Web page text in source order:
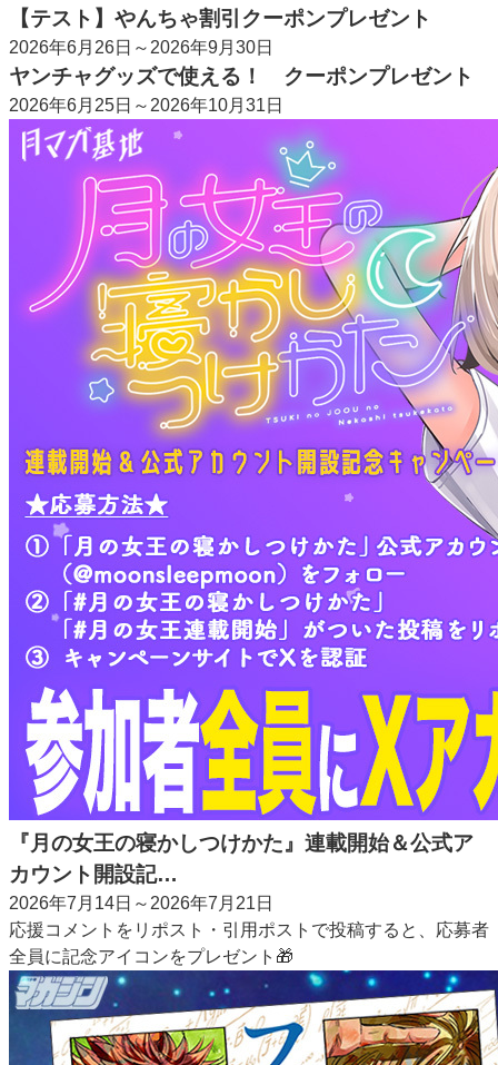
【テスト】やんちゃ割引クーポンプレゼント
2026年6月26日～2026年9月30日
ヤンチャグッズで使える！ クーポンプレゼント
2026年6月25日～2026年10月31日
『月の女王の寝かしつけかた』連載開始＆公式ア
カウント開設記…
2026年7月14日～2026年7月21日
応援コメントをリポスト・引用ポストで投稿すると、応募者
全員に記念アイコンをプレゼント🎁